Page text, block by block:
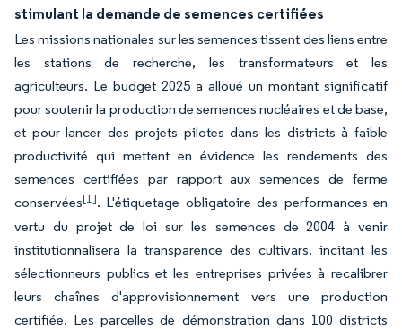
stimulant la demande de semences certifiées
Les missions nationales sur les semences tissent des liens entre
les stations de recherche, les transformateurs et les
agriculteurs. Le budget 2025 a alloué un montant significatif
pour soutenir la production de semences nucléaires et de base,
et pour lancer des projets pilotes dans les districts à faible
productivité qui mettent en évidence les rendements des
semences certifiées par rapport aux semences de ferme
conservées[1]. L'étiquetage obligatoire des performances en
vertu du projet de loi sur les semences de 2004 à venir
institutionnalisera la transparence des cultivars, incitant les
sélectionneurs publics et les entreprises privées à recalibrer
leurs chaînes d'approvisionnement vers une production
certifiée. Les parcelles de démonstration dans 100 districts